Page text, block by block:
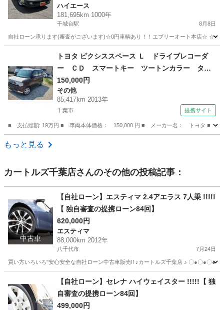
☆
ハイエース
181,695km 1000年
千城台駅 8月8日
自社ローン承ります(審査がございます)☆0円車輌あり！！エブリーオート本店☆ ☆☆
千城台駅 ハイエース 自社
トヨタ ピクシススペース Ｌ ドライブレコーダ
ー ＣＤ スマートキー ツートンカラー タイ
ヤホイール１４インチ 走行距離８５０００キロ
（車検整備付）
150,000円
その他
85,417km 2013年
千葉市 提携サイト
■ 支払総額: 19万円 ■ 車両本体価格： 150,000 円 ■ メーカー名： トヨタ ■
千葉 千葉市
もっと見る
カートルズ千葉店さんのその他の投稿記事：
中古車
【自社ローン】エスティマ 2.4アエラス 7人乗 !!!!!
【 独自審査の提携ローン84回】
620,000円
エスティマ
88,000km 2012年
八千代市 7月24日
買い方いろいろ"安心安全な自社ローン中古車販売!! ♪カートルズ千葉店 ♪ 〇●〇●〇
エスティマ カートルズ
【自社ローン】セレナ ハイウェイスター !!!!!【 独
自審査の提携ローン84回】
499,000円